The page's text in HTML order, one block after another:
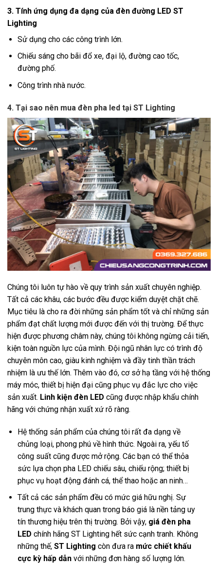
3. Tính ứng dụng đa dạng của đèn đường LED ST
Lighting
Sử dụng cho các công trình lớn.
Chiếu sáng cho bãi đổ xe, đại lộ, đường cao tốc,
đường phố.
Công trình nhà nước.
4. Tại sao nên mua đèn pha led tại ST Lighting
Chúng tôi luôn tự hào về quy trình sản xuất chuyên nghiệp.
Tất cả các khâu, các bước đều được kiểm duyệt chặt chẽ.
Mục tiêu là cho ra đời những sản phẩm tốt và chỉ những sản
phẩm đạt chất lượng mới được đến với thị trường. Để thực
hiện được phương châm này, chúng tôi không ngừng cải tiến,
kiện toàn nguồn lực của mình. Đội ngũ nhân lực có trình độ
chuyên môn cao, giàu kinh nghiệm và đầy tinh thần trách
nhiệm là ưu thế lớn. Thêm vào đó, cơ sở hạ tầng với hệ thống
máy móc, thiết bị hiện đại cũng phục vụ đắc lực cho việc
sản xuất. Linh kiện đèn LED cũng được nhập khẩu chính
hãng với chứng nhận xuất xứ rõ ràng.
Hệ thống sản phẩm của chúng tôi rất đa dạng về
chủng loại, phong phú về hình thức. Ngoài ra, yếu tố
công suất cũng được mở rộng. Các bạn có thể thỏa
sức lựa chọn pha LED chiếu sâu, chiếu rộng; thiết bị
phục vụ hoạt động đánh cá, thể thao hoặc an ninh…
Tất cả các sản phẩm đều có mức giá hữu nghị. Sự
trung thực và khách quan trong báo giá là nền tảng uy
tín thương hiệu trên thị trường. Bởi vậy, giá đèn pha
LED chính hãng ST Lighting hết sức cạnh tranh. Không
những thế, ST Lighting còn đưa ra mức chiết khấu
cực kỳ hấp dẫnvới những đơn hàng số lượng lớn.